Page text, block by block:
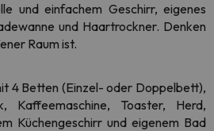
und einfachem Geschirr, eigenes
und Haartrockner. Denken
Raum ist.
4 Betten (Einzel- oder Doppelbett),
Kaffeemaschine, Toaster, Herd,
Küchengeschirr und eigenem Bad